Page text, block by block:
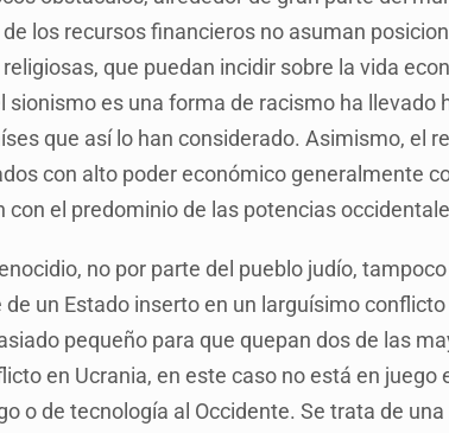
los recursos financieros no asuman
que puedan incidir sobre la vida
sionismo es una forma de racismo ha llevado
que así lo han considerado. Asimismo, el
con alto poder económico generalmente
el predominio de las potencias
no por parte del pueblo judío,
un Estado inserto en un larguísimo
pequeño para que quepan dos de las
en Ucrania, en este caso no está en juego
o de tecnología al Occidente. Se trata de